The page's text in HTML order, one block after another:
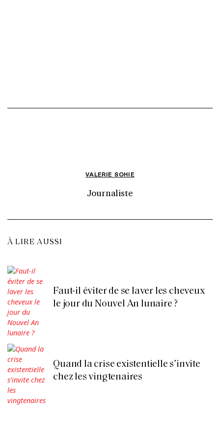
VALERIE SOHIE
Journaliste
À LIRE AUSSI
Faut-il éviter de se laver les cheveux
le jour du Nouvel An lunaire ?
Quand la crise existentielle s’invite
chez les vingtenaires